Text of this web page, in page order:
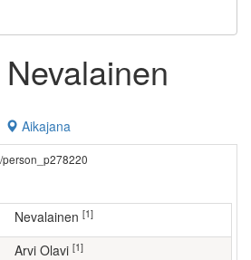
Aikajana
person_p278220
Nevalainen [1]
Arvi Olavi [1]